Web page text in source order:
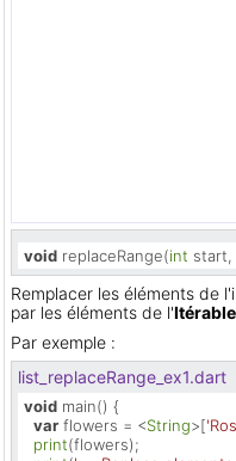
void replaceRange(int start,
Remplacer les éléments de
par les éléments de l'Itérable
Par exemple :
list_replaceRange_ex1.dart
void main() {
var flowers = <String>[
print(flowers);